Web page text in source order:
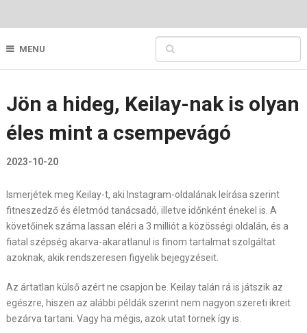
MENU
Jön a hideg, Keilay-nak is olyan
éles mint a csempevágó
2023-10-20
Ismerjétek meg Keilay-t, aki Instagram-oldalának leírása szerint
fitneszedző és életmód tanácsadó, illetve időnként énekel is. A
követőinek száma lassan eléri a 3 milliót a közösségi oldalán, és a
fiatal szépség akarva-akaratlanul is finom tartalmat szolgáltat
azoknak, akik rendszeresen figyelik bejegyzéseit.
Az ártatlan külső azért ne csapjon be. Keilay talán rá is játszik az
egészre, hiszen az alábbi példák szerint nem nagyon szereti ikreit
bezárva tartani. Vagy ha mégis, azok utat törnek így is.